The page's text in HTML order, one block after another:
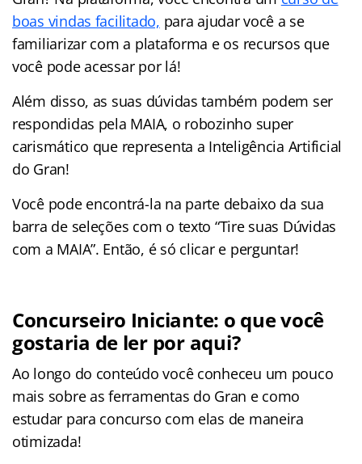
boas vindas facilitado, para ajudar você a se
familiarizar com a plataforma e os recursos que
você pode acessar por lá!
Além disso, as suas dúvidas também podem ser
respondidas pela MAIA, o robozinho super
carismático que representa a Inteligência Artificial
do Gran!
Você pode encontrá-la na parte debaixo da sua
barra de seleções com o texto “Tire suas Dúvidas
com a MAIA”. Então, é só clicar e perguntar!
Concurseiro Iniciante: o que você
gostaria de ler por aqui?
Ao longo do conteúdo você conheceu um pouco
mais sobre as ferramentas do Gran e como
estudar para concurso com elas de maneira
otimizada!